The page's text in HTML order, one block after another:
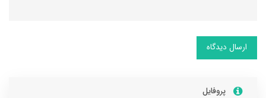
ارسال دیدگاه
پروفایل